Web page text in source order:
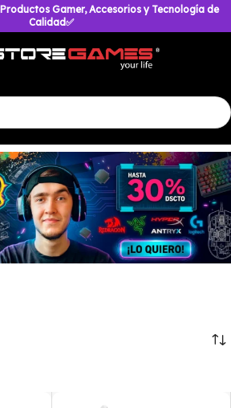
| Productos Gamer, Accesorios y Tecnología de
Calidad✅